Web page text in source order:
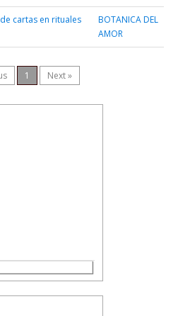
cartas en rituales
BOTANICA DEL
AMOR
1 Next »